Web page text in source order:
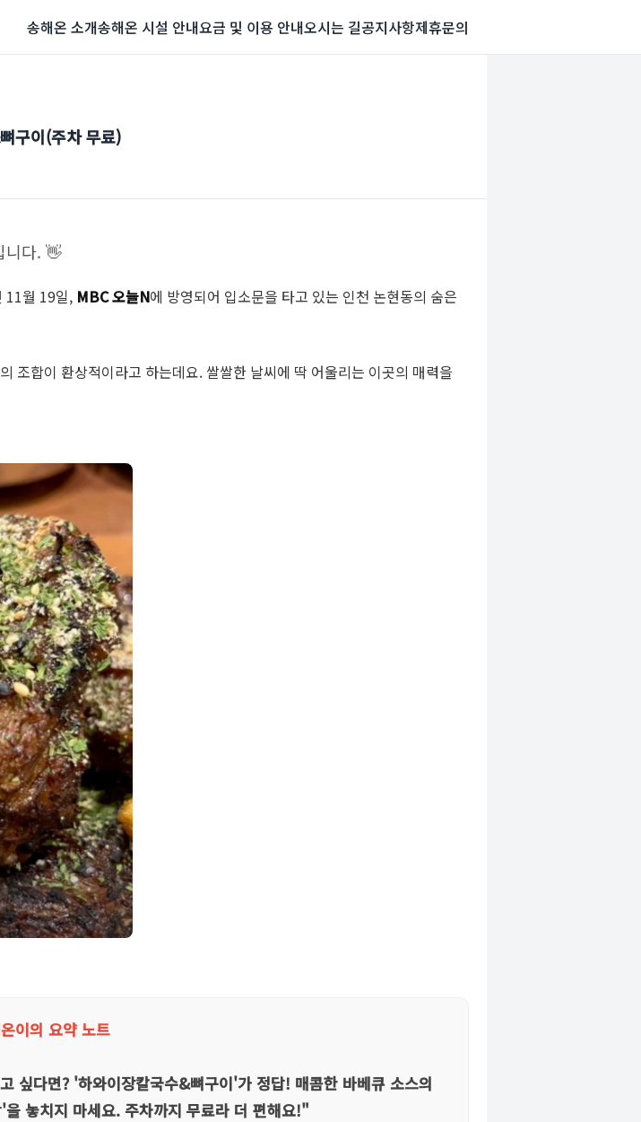
송해온 소개송해온 시설 안내요금 및 이용 안내오시는 길공지사항제휴문의
구이(주차 무료)
니다. 👋
11월 19일, MBC 오늘N에 방영되어 입소문을 타고 있는 인천 논현동의 숨은
조합이 환상적이라고 하는데요. 쌀쌀한 날씨에 딱 어울리는 이곳의 매력을
이의 요약 노트
싶다면? '하와이장칼국수&뼈구이'가 정답! 매콤한 바베큐 소스의
놓치지 마세요. 주차까지 무료라 더 편해요!"